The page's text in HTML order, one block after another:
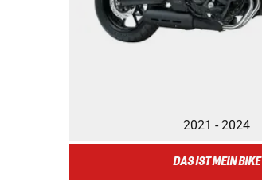
2021 - 2024
DAS IST MEIN BIKE